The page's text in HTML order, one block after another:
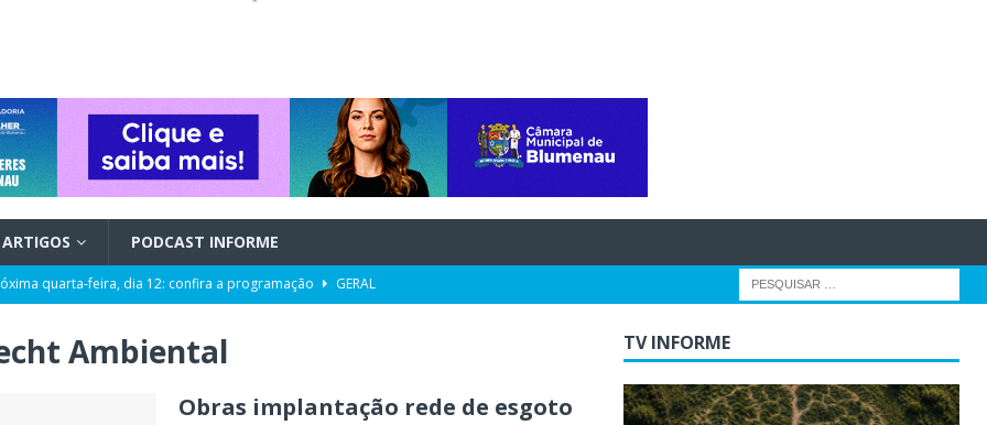
ARTIGOS PODCAST INFORME
quarta-feira, dia 12: confira a programação
GERAL
da Computação a partir de 2027
ao Senado será do partido NOVO
POLÍTICA
Ambiental
Obras implantação rede de esgoto
TV INFORME